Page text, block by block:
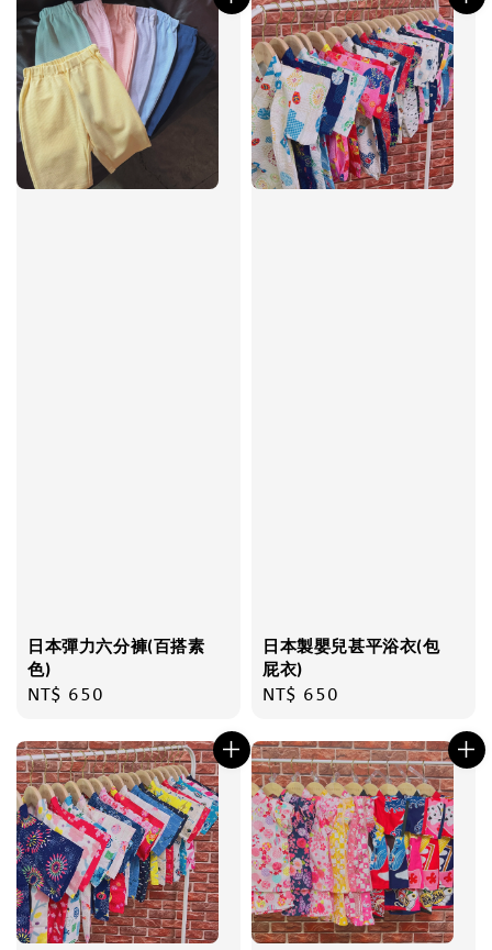
日本彈力六分褲(百搭素
色)
Regular
NT$ 650
日本製嬰兒甚平浴衣(包
屁衣)
Regular
NT$ 650